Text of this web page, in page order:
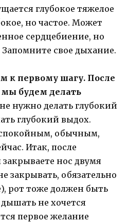
глубокое тяжелое
но частое. Может
сердцебиение, но
свое дыхание.
к первому шагу. После
будем делать
нужно делать глубокий
глубокий выдох.
обычным,
Итак, после
нос двумя
закрывать, обязательно
рот тоже должен быть
не хочется
первое желание